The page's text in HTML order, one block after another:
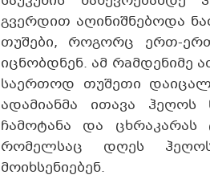
გვერდით აღინიშნებოდა
თუშები, როგორც ერთ-
იცნობდნენ. ამ
საერთოდ თუშეთი
ადამიანმა ითავა
ჩამოტანა და ცხრაკარას
რომელსაც დღეს
მოიხსენიებენ.